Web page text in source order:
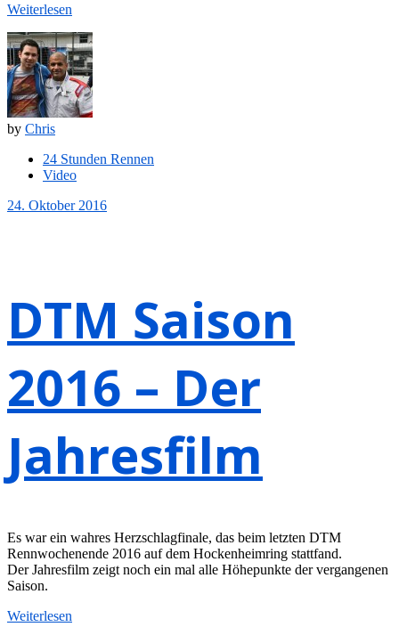
Weiterlesen
by Chris
24 Stunden Rennen
Video
24. Oktober 2016
DTM Saison
2016 – Der
Jahresfilm
Es war ein wahres Herzschlagfinale, das beim letzten DTM
Rennwochenende 2016 auf dem Hockenheimring stattfand.
Der Jahresfilm zeigt noch ein mal alle Höhepunkte der vergangenen
Saison.
Weiterlesen